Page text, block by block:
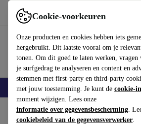
Cookie-voorkeuren
Onze producten en cookies hebben iets
hergebruikt. Dit laatste vooral om je
tonen. Om dit goed te laten werken, vragen
je surfgedrag te analyseren en content en
stemmen met first-party en third-party
met jouw toestemming. Je kunt de cookie-
moment wijzigen. Lees onze
informatie over gegevensbescherming.
cookiebeleid van de gegevensverwerker.
Gebruik refurbed snel en eenvoudig
Smartphones Laptops Tablets
Home Producten Smartphones iPhones